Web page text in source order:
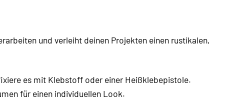
und verleiht deinen Projekten einen rustikalen,
es mit Klebstoff oder einer Heißklebepistole.
für einen individuellen Look.